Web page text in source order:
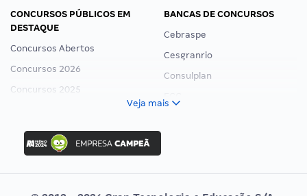
CONCURSOS PÚBLICOS EM
DESTAQUE
Concursos Abertos
Concursos 2026
Concursos 2025
Concurso Ibama
Concurso MPU
Editais publicados
BANCAS DE CONCURSOS
Cebraspe
Cesgranrio
Consulplan
Veja mais